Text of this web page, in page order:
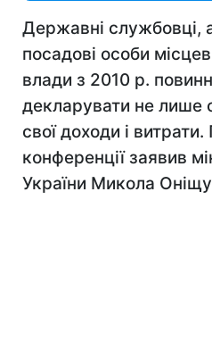
Державні службовці,
посадові особи
влади з 2010 р.
декларувати не лише
свої доходи і
конференції заявив
України Микола